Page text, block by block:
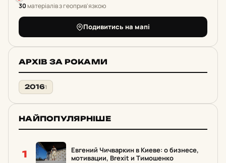
30матеріалів з геоприв'язкою
Подивитись на мапі
АРХІВ ЗА РОКАМИ
20161
НАЙПОПУЛЯРНІШЕ
1
Евгений Чичваркин в Киеве: о бизнесе,
мотивации, Brexit и Тимошенко